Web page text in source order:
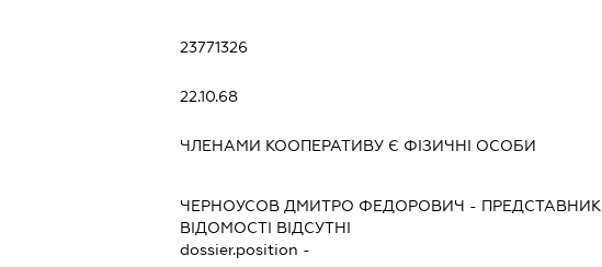
23771326
22.10.68
ЧЛЕНАМИ КООПЕРАТИВУ Є ФІЗИЧНІ ОСОБИ
ЧЕРНОУСОВ ДМИТРО ФЕДОРОВИЧ - ПРЕДСТАВНИК
ВІДОМОСТІ ВІДСУТНІ
dossier.position -